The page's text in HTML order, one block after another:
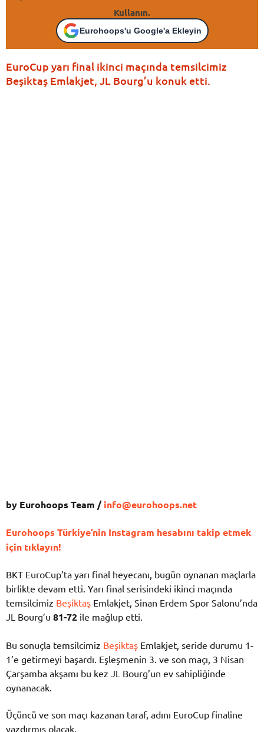
Kullanın.
Eurohoops'u Google'a Ekleyin
EuroCup yarı final ikinci maçında temsilcimiz
Beşiktaş Emlakjet, JL Bourg’u konuk etti.
by Eurohoops Team /info@eurohoops.net
Eurohoops Türkiye’nin Instagram hesabını takip etmek
için tıklayın!
BKT EuroCup’ta yarı final heyecanı, bugün oynanan maçlarla
birlikte devam etti. Yarı final serisindeki ikinci maçında
temsilcimiz Beşiktaş Emlakjet, Sinan Erdem Spor Salonu’nda
JL Bourg’u 81-72 ile mağlup etti.
Bu sonuçla temsilcimiz Beşiktaş Emlakjet, seride durumu 1-
1’e getirmeyi başardı. Eşleşmenin 3. ve son maçı, 3 Nisan
Çarşamba akşamı bu kez JL Bourg’un ev sahipliğinde
oynanacak.
Üçüncü ve son maçı kazanan taraf, adını EuroCup finaline
yazdırmış olacak.